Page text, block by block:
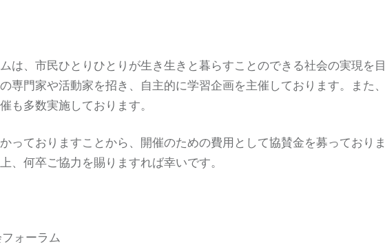
は、市民ひとりひとりが生き生きと暮らすことのできる社会の実現を目
専門家や活動家を招き、自主的に学習企画を主催しております。また、
も多数実施しております。
っておりますことから、開催のための費用として協賛金を募っておりま
、何卒ご協力を賜りますれば幸いです。
ォーラム